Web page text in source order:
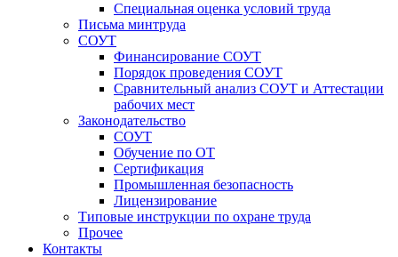
Специальная оценка условий труда
Письма минтруда
СОУТ
Финансирование СОУТ
Порядок проведения СОУТ
Сравнительный анализ СОУТ и Аттестации
рабочих мест
Законодательство
СОУТ
Обучение по ОТ
Сертификация
Промышленная безопасность
Лицензирование
Типовые инструкции по охране труда
Прочее
Контакты